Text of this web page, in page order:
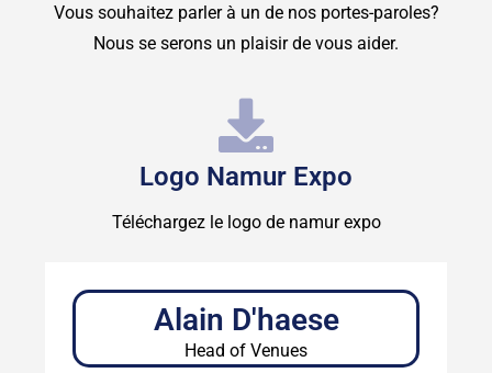
Vous souhaitez parler à un de nos portes-paroles?
Nous se serons un plaisir de vous aider.
Logo Namur Expo
Téléchargez le logo de namur expo
Alain D'haese
Head of Venues